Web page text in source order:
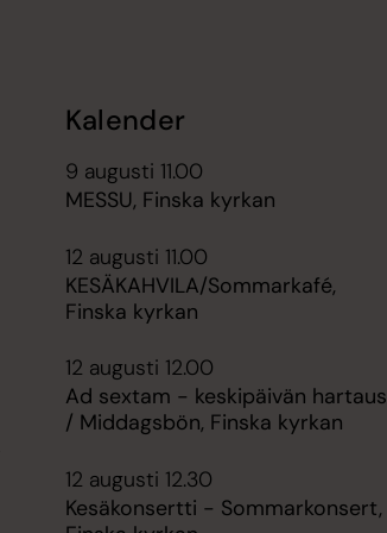
Kalender
9 augusti 11.00
MESSU, Finska kyrkan
12 augusti 11.00
KESÄKAHVILA/Sommarkafé,
Finska kyrkan
12 augusti 12.00
Ad sextam - keskipäivän hartaus
/ Middagsbön, Finska kyrkan
12 augusti 12.30
Kesäkonsertti - Sommarkonsert,